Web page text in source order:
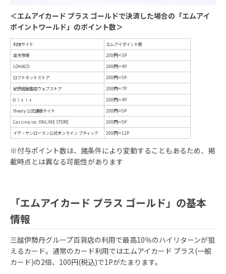
駐車時間延長サービス クーポン券1枚につき1時間分の
配送料金優待サービス 商品配送の際に、クーポン券1
修理・加工料金優待サービス
ポン券1枚を300円として利用で
（対象空港：新千歳／羽田／
＜エムアイカード プラス ゴールドで決済した場合の「エムアイ
ポイントワールド」のポイント数＞
※付与ポイント数は、諸条件により変動することもあるため、掲
載時点とは異なる可能性があります
「エムアイカード プラス ゴールド」の基本
情報
三越伊勢丹グループ百貨店の利用で最高10％のハイリターンが狙
えるカード。通常のカード利用ではエムアイカード プラス(一般
カード)の2倍、100円(税込)で1Pがたまります。